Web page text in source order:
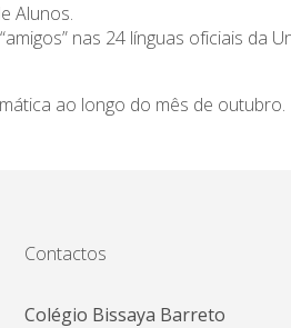
Alunos.
nas 24 línguas oficiais da
ao longo do mês de outubro.
Contactos
Colégio Bissaya Barreto